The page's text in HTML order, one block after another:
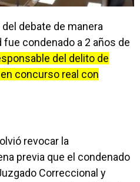
debate de manera
condenado a 2 años de
del delito de
concurso real con
revocar la
previa que el condenado
Correccional y